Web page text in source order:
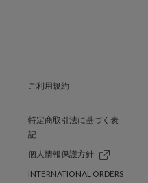
ご利用規約
特定商取引法に基づく表
記
個人情報保護方針
INTERNATIONAL ORDERS